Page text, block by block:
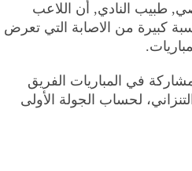
طبيب النادي, أن اللاعب
كبيرة من الاصابة التي تعرض
في المباريات الفريق
لحساب الجولة الأولى